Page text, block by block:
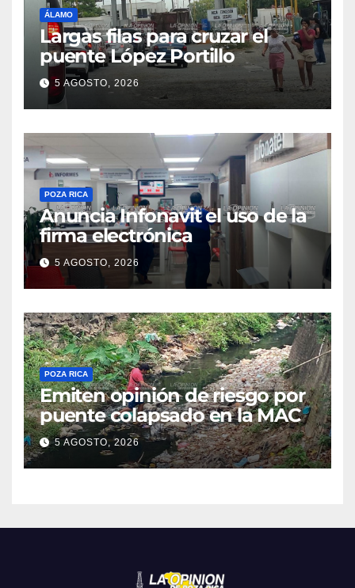
ÁLAMO
Largas filas para cruzar el
puente López Portillo
5 AGOSTO, 2026
POZA RICA
Anuncia Infonavit el uso de la
firma electrónica
5 AGOSTO, 2026
POZA RICA
Emiten opinión de riesgo por
puente colapsado en la MAC
5 AGOSTO, 2026